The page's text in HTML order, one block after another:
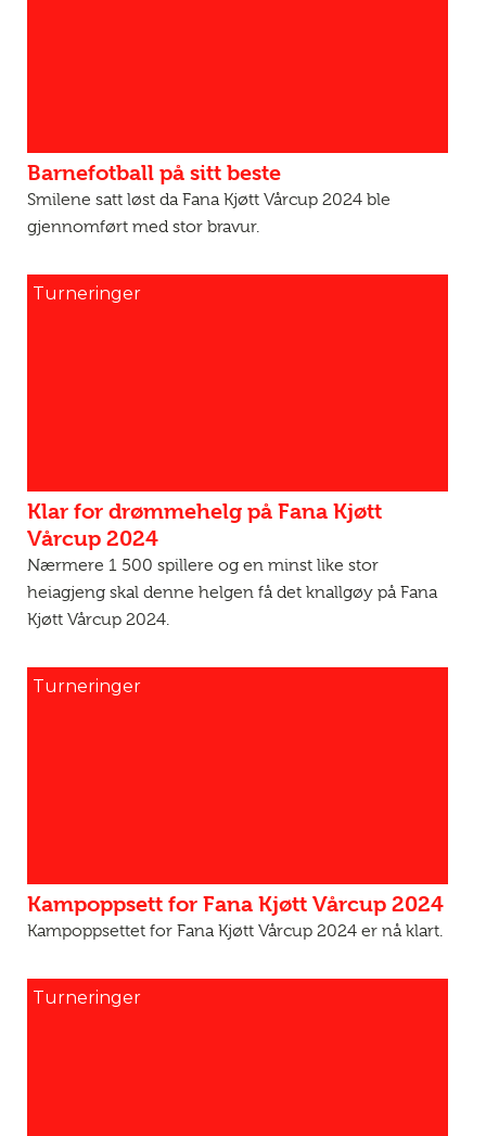
Barnefotball på sitt beste
Smilene satt løst da Fana Kjøtt Vårcup 2024 ble
gjennomført med stor bravur.
Turneringer
Klar for drømmehelg på Fana Kjøtt
Vårcup 2024
Nærmere 1 500 spillere og en minst like stor
heiagjeng skal denne helgen få det knallgøy på Fana
Kjøtt Vårcup 2024.
Turneringer
Kampoppsett for Fana Kjøtt Vårcup 2024
Kampoppsettet for Fana Kjøtt Vårcup 2024 er nå klart.
Turneringer